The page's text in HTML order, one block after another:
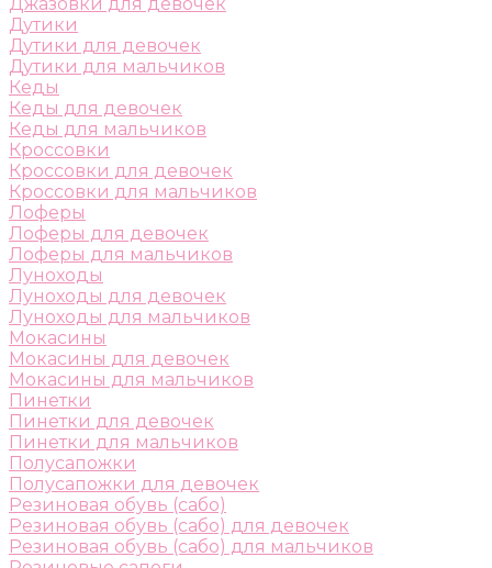
Дутики
Дутики для девочек
Дутики для мальчиков
Кеды
Кеды для девочек
Кеды для мальчиков
Кроссовки
Кроссовки для девочек
Кроссовки для мальчиков
Лоферы
Лоферы для девочек
Лоферы для мальчиков
Луноходы
Луноходы для девочек
Луноходы для мальчиков
Мокасины
Мокасины для девочек
Мокасины для мальчиков
Пинетки
Пинетки для девочек
Пинетки для мальчиков
Полусапожки
Полусапожки для девочек
Резиновая обувь (сабо)
Резиновая обувь (сабо) для девочек
Резиновая обувь (сабо) для мальчиков